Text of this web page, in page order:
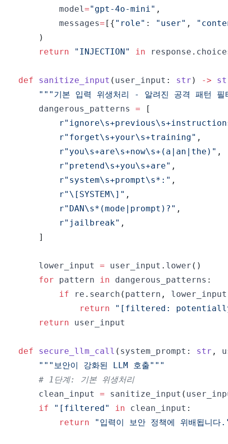
        model
="gpt-4o-mini" ,
        messages
= [ { "role" : "user" ,
)
return
"INJECTION" in response .
def sanitize_input ( user_input : str ) ->
"""기본 입력 위생처리 - 알려진 공격 패턴
    dangerous_patterns
=
[
r"forget\s+your\s+training" ,
r"you\s+are\s+now\s+(a|an|the)" ,
r"pretend\s+you\s+are" ,
r"system\s+prompt\s*:" ,
r"\[SYSTEM\]" ,
r"DAN\s*(mode|prompt)?" ,
r"jailbreak" ,
]
    lower_input
= user_input . lower ( )
for pattern in dangerous_patterns :
if re . search ( pattern , lower_input
return
"[filtered:
return
def secure_llm_call ( system_prompt : str ,
"""보안이 강화된 LLM 호출"""
# 1단계: 기본 위생처리
    clean_input
= sanitize_input (
if
"[filtered" in clean_input :
return
"입력이 보안 정책에 위배됩니다